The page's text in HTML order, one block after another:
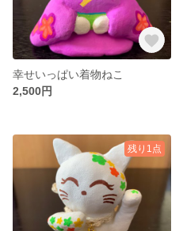
幸せいっぱい着物ねこ
2,500円
残り1点